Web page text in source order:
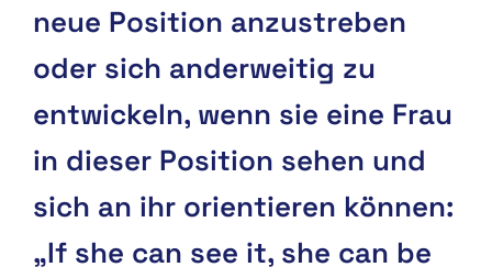
neue Position anzustreben
oder sich anderweitig zu
entwickeln, wenn sie eine Frau
in dieser Position sehen und
sich an ihr orientieren können:
„If she can see it, she can be